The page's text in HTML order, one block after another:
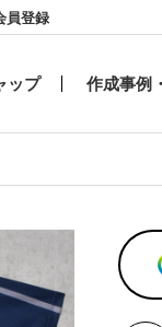
員登録
ップ 作成事例